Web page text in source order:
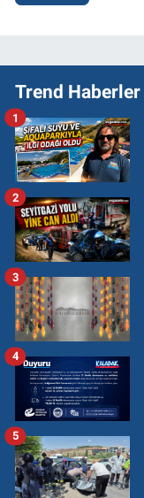
Trend Haberler
1
2
3
4
5